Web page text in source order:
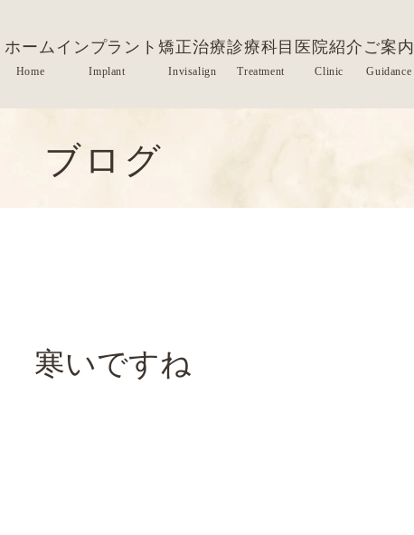
ホーム インプラント矯正治療診療科目 医院紹介 ご案内
ブログ
寒いですね